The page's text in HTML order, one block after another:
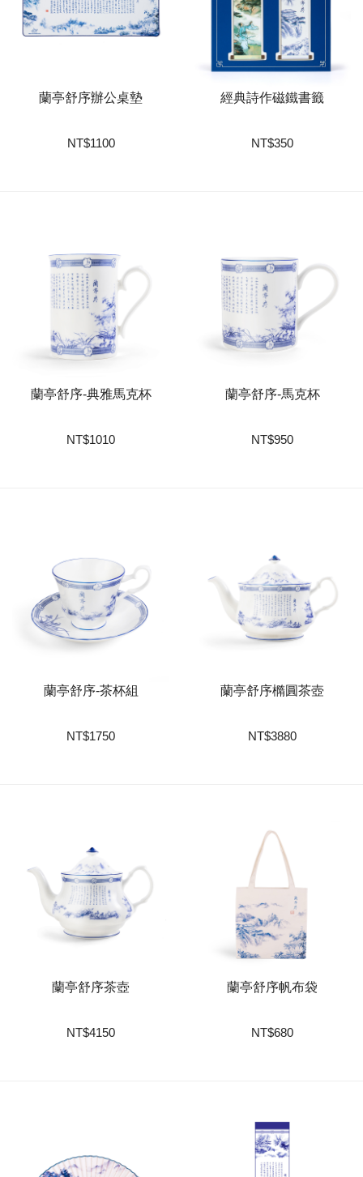
蘭亭舒序辦公桌墊
NT$1100
經典詩作磁鐵書籤
NT$350
蘭亭舒序-典雅馬克杯
NT$1010
蘭亭舒序-馬克杯
NT$950
蘭亭舒序-茶杯組
NT$1750
蘭亭舒序橢圓茶壺
NT$3880
蘭亭舒序茶壺
NT$4150
蘭亭舒序帆布袋
NT$680